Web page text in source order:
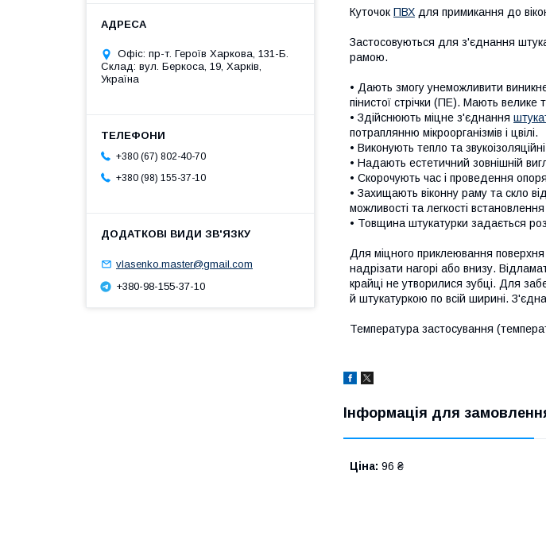
Куточок ПВХ для примикання до
Застосовуються для з'єднання
рамою.
• Дають змогу унеможливити
пінистої стрічки (ПЕ). Мають велике
• Здійснюють міцне з'єднання
потраплянню мікроорганізмів і цвілі.
• Виконують тепло та
• Надають естетичний зовнішній
• Скорочують час і проведення
• Захищають віконну раму та скло
можливості та легкості встановлення
• Товщина штукатурки задається
Для міцного приклеювання
надрізати нагорі або внизу.
крайці не утворилися зубці. Для
й штукатуркою по всій ширині.
Температура застосування
Інформація для
Ціна: 96 ₴
Офіс: пр-т. Героїв Харкова, 131-Б.
Склад: вул. Беркоса, 19, Харків,
Україна
+380 (67) 802-40-70
+380 (98) 155-37-10
vlasenko.master@gmail.com
+380-98-155-37-10